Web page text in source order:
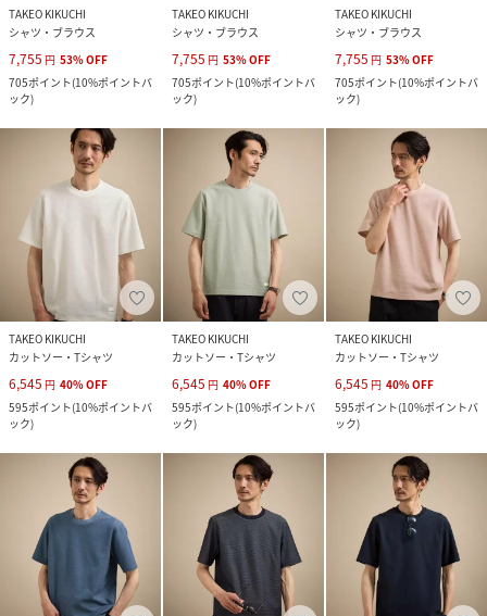
TAKEO KIKUCHI
シャツ・ブラウス
7,755 円 53%OFF
705ポイント(10%ポイントバ
ック)
TAKEO KIKUCHI
シャツ・ブラウス
7,755 円 53%OFF
705ポイント(10%ポイントバ
ック)
TAKEO KIKUCHI
シャツ・ブラウス
7,755 円 53%OFF
705ポイント(10%ポイントバ
ック)
TAKEO KIKUCHI
カットソー・Tシャツ
6,545 円 40%OFF
595ポイント(10%ポイントバ
ック)
TAKEO KIKUCHI
カットソー・Tシャツ
6,545 円 40%OFF
595ポイント(10%ポイントバ
ック)
TAKEO KIKUCHI
カットソー・Tシャツ
6,545 円 40%OFF
595ポイント(10%ポイントバ
ック)